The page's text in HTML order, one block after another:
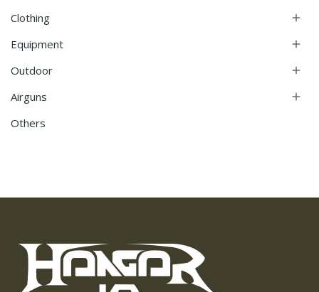
Clothing 
Equipment 
Outdoor 
Airguns 
Others